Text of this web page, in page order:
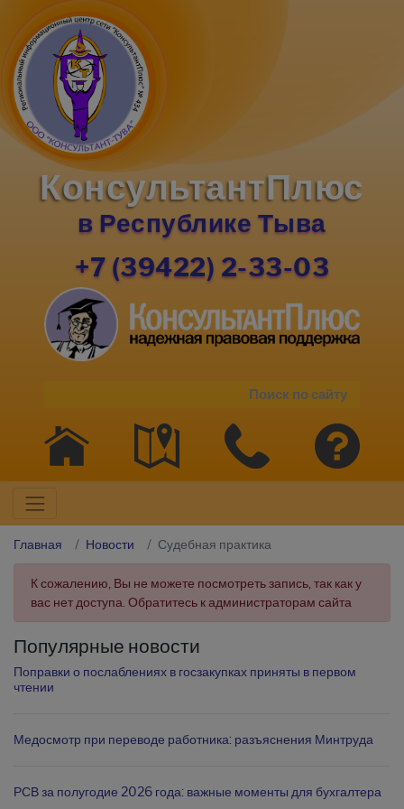
КонсультантПлюс
в Республике Тыва
+7 (39422) 2-33-03
Главная Новости Судебная практика
К сожалению, Вы не можете посмотреть запись, так как у
вас нет доступа. Обратитесь к администраторам сайта
Популярные новости
Поправки о послаблениях в госзакупках приняты в первом
чтении
Медосмотр при переводе работника: разъяснения Минтруда
РСВ за полугодие 2026 года: важные моменты для бухгалтера